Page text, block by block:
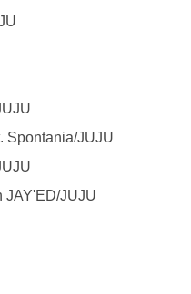
Spontania/JUJU
JAY'ED/JUJU